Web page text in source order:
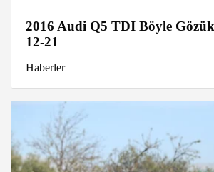
2016 Audi Q5 TDI Böyle
12-21
Haberler